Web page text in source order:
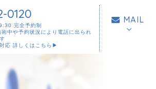
0120
完全予約制
中や予約状況により電話に出られ
応 詳しくはこちら▶︎
MAIL